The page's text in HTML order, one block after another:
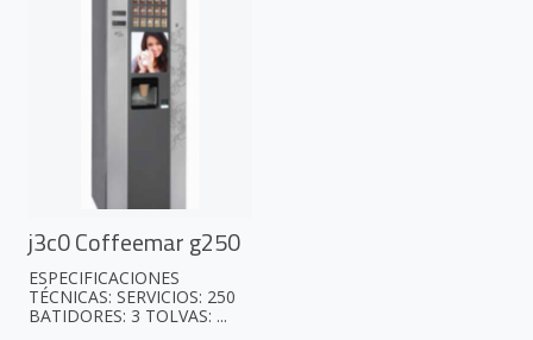
j3c0 Coffeemar g250
ESPECIFICACIONES
TÉCNICAS: SERVICIOS: 250
BATIDORES: 3 TOLVAS: ...